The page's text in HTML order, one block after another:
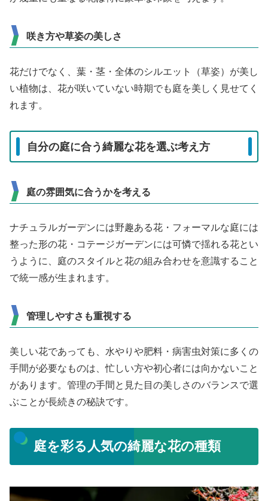
咲き方や草姿の美しさ
花だけでなく、葉・茎・全体のシルエット（草姿）が美し
い植物は、花が咲いていない時期でも庭を美しく見せてく
れます。
自分の庭に合う綺麗な花を選ぶ考え方
庭の雰囲気に合うかを考える
ナチュラルガーデンには野趣ある花・フォーマルな庭には
整った形の花・コテージガーデンには可憐で揺れる花とい
うように、庭のスタイルと花の組み合わせを意識すること
で統一感が生まれます。
管理しやすさも重視する
美しい花であっても、水やりや肥料・病害虫対策に多くの
手間が必要なものは、忙しい方や初心者には向かないこと
があります。管理の手間と見た目の美しさのバランスで選
ぶことが長続きの秘訣です。
庭を彩る人気の綺麗な花の種類